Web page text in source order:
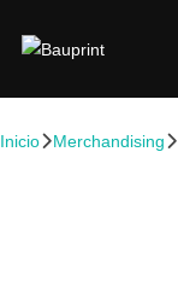
Inicio Merchandising